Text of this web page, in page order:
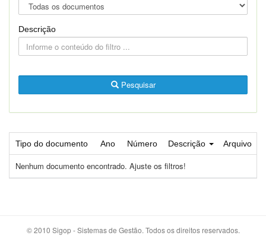
Descrição
Pesquisar
Tipo do documento Ano Número Descrição Arquivo
Nenhum documento encontrado. Ajuste os filtros!
© 2010 Sigop - Sistemas de Gestão. Todos os direitos reservados.